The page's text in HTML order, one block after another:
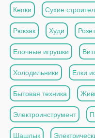
Кепки Сухие
Рюкзак Худи
Елочные игрушки
Холодильники Елки
Бытовая техника
Электроинструмент
Шашлык